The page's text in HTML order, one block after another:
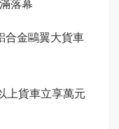
落幕
合金鷗翼大貨車
上貨車立享萬元